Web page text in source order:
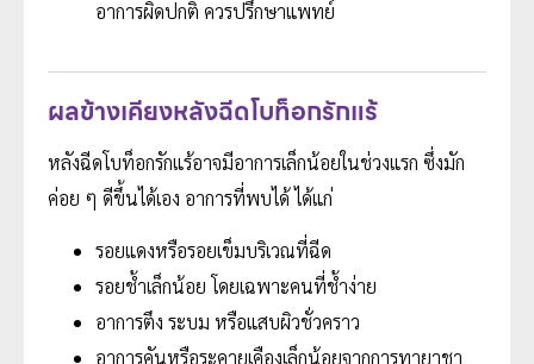
อาการผิดปกติ ควรปรึกษาแพทย์
ผลข้างเคียงหลังฉีดโบท็อกรักแร้
หลังฉีดโบท็อกรักแร้อาจมีอาการเล็กน้อยในช่วงแรก ซึ่งมัก
ค่อย ๆ ดีขึ้นได้เอง อาการที่พบได้ ได้แก่
รอยแดงหรือรอยเข็มบริเวณที่ฉีด
รอยช้ำเล็กน้อย โดยเฉพาะคนที่ช้ำง่าย
อาการตึง ระบม หรือแสบผิวชั่วคราว
อาการคันหรือระคายเคืองเล็กน้อยจากการทายาชา